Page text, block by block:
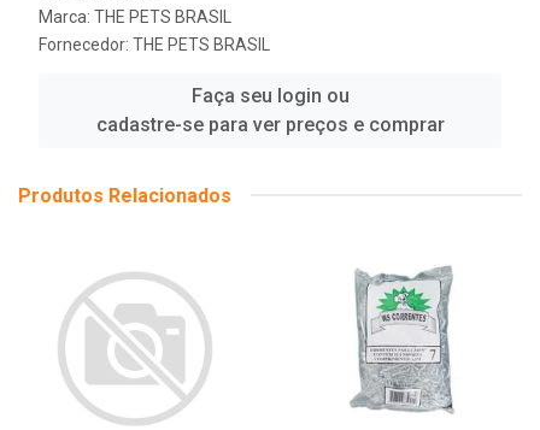
Marca: THE PETS BRASIL
Fornecedor: THE PETS BRASIL
Faça seu login ou
cadastre-se para ver preços e comprar
Produtos Relacionados